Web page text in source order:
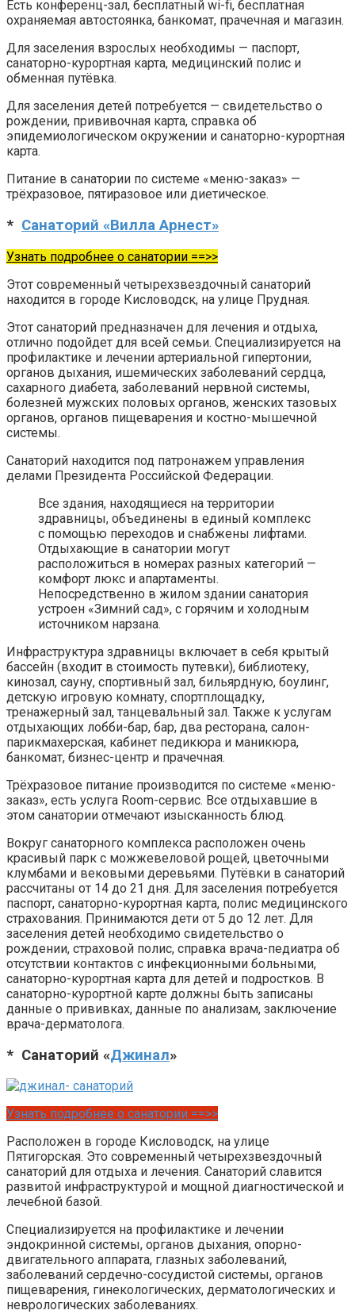
Есть конференц-зал, бесплатный wi-fi, бесплатная
охраняемая автостоянка, банкомат, прачечная и магазин.
Для заселения взрослых необходимы — паспорт,
санаторно-курортная карта, медицинский полис и
обменная путёвка.
Для заселения детей потребуется — свидетельство о
рождении, прививочная карта, справка об
эпидемиологическом окружении и санаторно-курортная
карта.
Питание в санатории по системе «меню-заказ» —
трёхразовое, пятиразовое или диетическое.
* Санаторий «Вилла Арнест»
Узнать подробнее о санатории ==>>
Этот современный четырехзвездочный санаторий
находится в городе Кисловодск, на улице Прудная.
Этот санаторий предназначен для лечения и отдыха,
отлично подойдет для всей семьи. Специализируется на
профилактике и лечении артериальной гипертонии,
органов дыхания, ишемических заболеваний сердца,
сахарного диабета, заболеваний нервной системы,
болезней мужских половых органов, женских тазовых
органов, органов пищеварения и костно-мышечной
системы.
Санаторий находится под патронажем управления
делами Президента Российской Федерации.
Все здания, находящиеся на территории
здравницы, объединены в единый комплекс
с помощью переходов и снабжены лифтами.
Отдыхающие в санатории могут
расположиться в номерах разных категорий —
комфорт люкс и апартаменты.
Непосредственно в жилом здании санатория
устроен «Зимний сад», с горячим и холодным
источником нарзана.
Инфраструктура здравницы включает в себя крытый
бассейн (входит в стоимость путевки), библиотеку,
кинозал, сауну, спортивный зал, бильярдную, боулинг,
детскую игровую комнату, спортплощадку,
тренажерный зал, танцевальный зал. Также к услугам
отдыхающих лобби-бар, бар, два ресторана, салон-
парикмахерская, кабинет педикюра и маникюра,
банкомат, бизнес-центр и прачечная.
Трёхразовое питание производится по системе «меню-
заказ», есть услуга Room-сервис. Все отдыхавшие в
этом санатории отмечают изысканность блюд.
Вокруг санаторного комплекса расположен очень
красивый парк с можжевеловой рощей, цветочными
клумбами и вековыми деревьями. Путёвки в санаторий
рассчитаны от 14 до 21 дня. Для заселения потребуется
паспорт, санаторно-курортная карта, полис медицинского
страхования. Принимаются дети от 5 до 12 лет. Для
заселения детей необходимо свидетельство о
рождении, страховой полис, справка врача-педиатра об
отсутствии контактов с инфекционными больными,
санаторно-курортная карта для детей и подростков. В
санаторно-курортной карте должны быть записаны
данные о прививках, данные по анализам, заключение
врача-дерматолога.
* Санаторий «Джинал»
Узнать подробнее о санатории ==>>
Расположен в городе Кисловодск, на улице
Пятигорская. Это современный четырехзвездочный
санаторий для отдыха и лечения. Санаторий славится
развитой инфраструктурой и мощной диагностической и
лечебной базой.
Специализируется на профилактике и лечении
эндокринной системы, органов дыхания, опорно-
двигательного аппарата, глазных заболеваний,
заболеваний сердечно-сосудистой системы, органов
пищеварения, гинекологических, дерматологических и
неврологических заболеваниях.